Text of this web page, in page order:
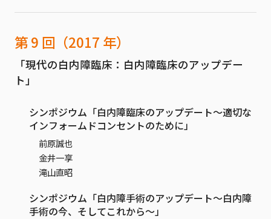
第 9 回（2017 年）
「現代の白内障臨床：白内障臨床のアップデー
ト」
シンポジウム「白内障臨床のアップデート～適切な
インフォームドコンセントのために」
前原誠也
金井一享
滝山直昭
シンポジウム「白内障手術のアップデート～白内障
手術の今、そしてこれから～」